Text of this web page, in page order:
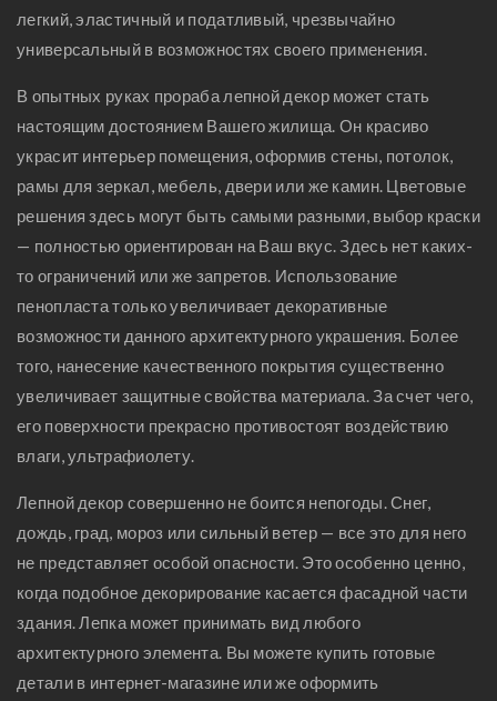
легкий, эластичный и податливый, чрезвычайно
универсальный в возможностях своего применения.
В опытных руках прораба лепной декор может стать
настоящим достоянием Вашего жилища. Он красиво
украсит интерьер помещения, оформив стены, потолок,
рамы для зеркал, мебель, двери или же камин. Цветовые
решения здесь могут быть самыми разными, выбор краски
— полностью ориентирован на Ваш вкус. Здесь нет каких-
то ограничений или же запретов. Использование
пенопласта только увеличивает декоративные
возможности данного архитектурного украшения. Более
того, нанесение качественного покрытия существенно
увеличивает защитные свойства материала. За счет чего,
его поверхности прекрасно противостоят воздействию
влаги, ультрафиолету.
Лепной декор совершенно не боится непогоды. Снег,
дождь, град, мороз или сильный ветер — все это для него
не представляет особой опасности. Это особенно ценно,
когда подобное декорирование касается фасадной части
здания. Лепка может принимать вид любого
архитектурного элемента. Вы можете купить готовые
детали в интернет-магазине или же оформить